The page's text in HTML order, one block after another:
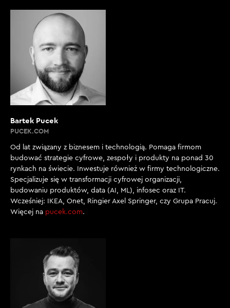
Bartek Pucek
PUCEK.COM
Od lat związany z biznesem i technologią. Pomaga firmom
budować strategie cyfrowe, zespoły i produkty na ponad 30
rynkach na świecie. Inwestuje również w firmy technologiczne.
Specjalizuje się w transformacji cyfrowej organizacji,
budowaniu produktów, data (AI, ML), infosec oraz IT.
Wcześniej: IKEA, Onet, Ringier Axel Springer, czy Grupa Pracuj.
Więcej na pucek.com.